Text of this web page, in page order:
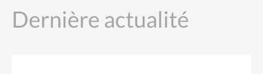
Dernière actualité